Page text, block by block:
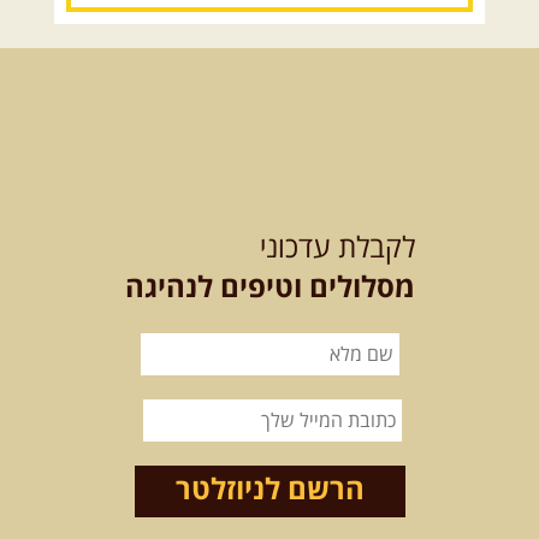
15.08.2026 שבת- חדש! נופי
הגליל ונחל צלמון
נצא מצומת גולנו למסע שטח מרתק
האם אתם מחפשים חוויה מיוחדת
בטבע? מחפשים חוויה שתעניק לכם ...
שישי- ממרומי
הגליל העליון למורדות הירדן
נצא מג'ש שבמורדות הר מירון, נמשיך
לאורך נחל דישון ונעצור ...[המשך]
לקבלת עדכוני
מסלולים וטיפים לנהיגה
הרשם לניוזלטר